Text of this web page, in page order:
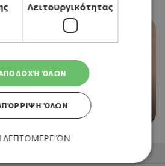
ΔΗΜΟΤΙΚΟ ΜΟΥΣΕΙΟ
ΣΤΗ ΛΕΥΚΩΣΙΑ
Λειτουργικότητας
ΌΛΩΝ
ΌΛΩΝ
ΛΕΠΤΟΜΕΡΕΙΏΝ